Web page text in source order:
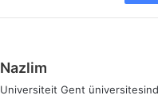
Nazlim
Universiteit Gent